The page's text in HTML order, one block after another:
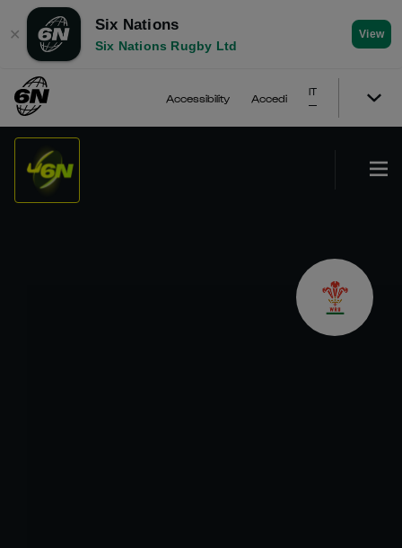
✕
Six Nations
Six Nations Rugby Ltd
View
Accessibility Accedi
IT